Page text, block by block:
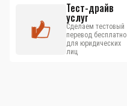
Тест-драйв
услуг
Сделаем тестовый
перевод бесплатно
для юридических
лиц